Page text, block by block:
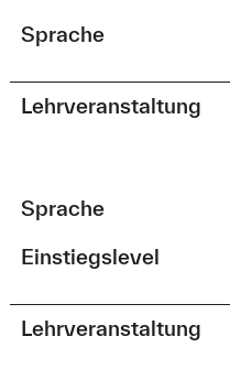
Sprache
Lehrveranstaltung
Sprache
Einstiegslevel
Lehrveranstaltung